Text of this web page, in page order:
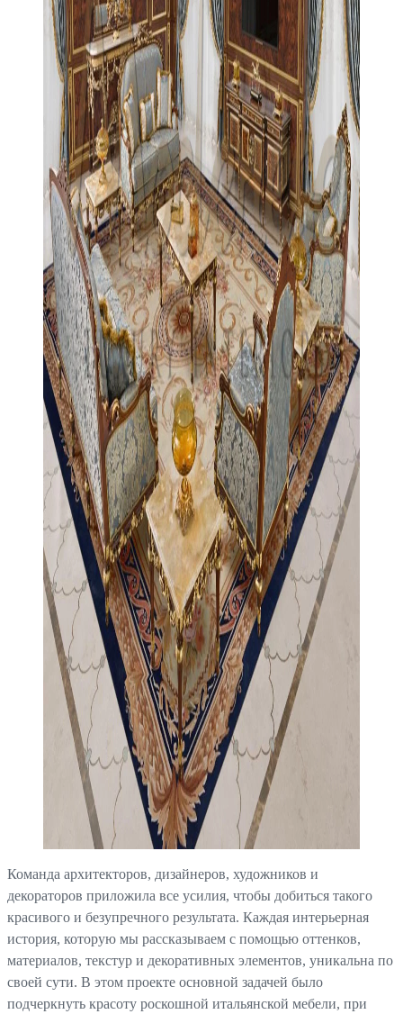
Команда архитекторов, дизайнеров, художников и
декораторов приложила все усилия, чтобы добиться такого
красивого и безупречного результата. Каждая интерьерная
история, которую мы рассказываем с помощью оттенков,
материалов, текстур и декоративных элементов, уникальна по
своей сути. В этом проекте основной задачей было
подчеркнуть красоту роскошной итальянской мебели, при